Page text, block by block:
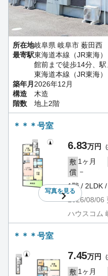
所在地岐阜県 岐阜市 薮田西
最寄駅東海道本線（JR東海
館前まで徒歩14分、駅
東海道本線（JR東海
築年月 2026年12月
構造
木造
階数
地上2階
＊＊＊号室
写真を見る
6.83万円
敷 1ヶ月
償 －
1階 / 2LDK
2026/08/06
ハウスコム
＊＊＊号室
7.45万円
敷 1ヶ月